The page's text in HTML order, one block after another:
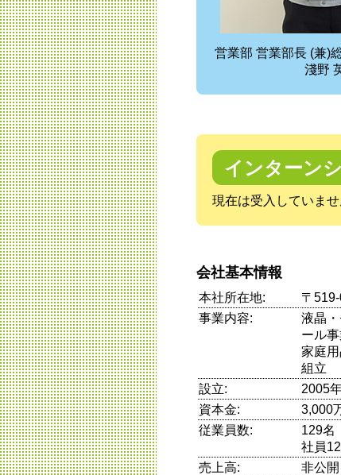
営業部 営業部長 (兼)
淺野
インターン
現在は受入していませ
会社基本情報
本社所在地:
〒
事業内容:
液晶
ール
家庭
組立
設立:
2005
資本金:
3,000
従業員数:
129名
社員
売上高:
非公開